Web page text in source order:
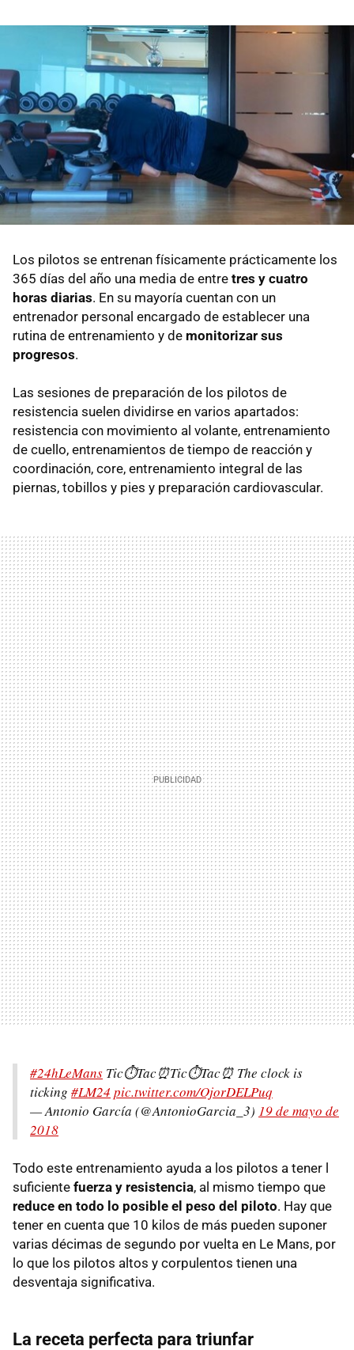
Los pilotos se entrenan físicamente prácticamente los
365 días del año una media de entre tres y cuatro
horas diarias. En su mayoría cuentan con un
entrenador personal encargado de establecer una
rutina de entrenamiento y de monitorizar sus
progresos.
Las sesiones de preparación de los pilotos de
resistencia suelen dividirse en varios apartados:
resistencia con movimiento al volante, entrenamiento
de cuello, entrenamientos de tiempo de reacción y
coordinación, core, entrenamiento integral de las
piernas, tobillos y pies y preparación cardiovascular.
#24hLeMans Tic⏱Tac⏰Tic⏱Tac⏰ The clock is
ticking #LM24 pic.twitter.com/OjorDELPuq
— Antonio García (@AntonioGarcia_3) 19 de mayo de
2018
Todo este entrenamiento ayuda a los pilotos a tener l
suficiente fuerza y resistencia, al mismo tiempo que
reduce en todo lo posible el peso del piloto. Hay que
tener en cuenta que 10 kilos de más pueden suponer
varias décimas de segundo por vuelta en Le Mans, por
lo que los pilotos altos y corpulentos tienen una
desventaja significativa.
La receta perfecta para triunfar